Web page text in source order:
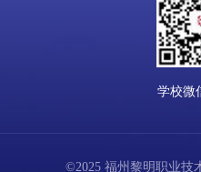
学校微
©2025 福州黎明职业技